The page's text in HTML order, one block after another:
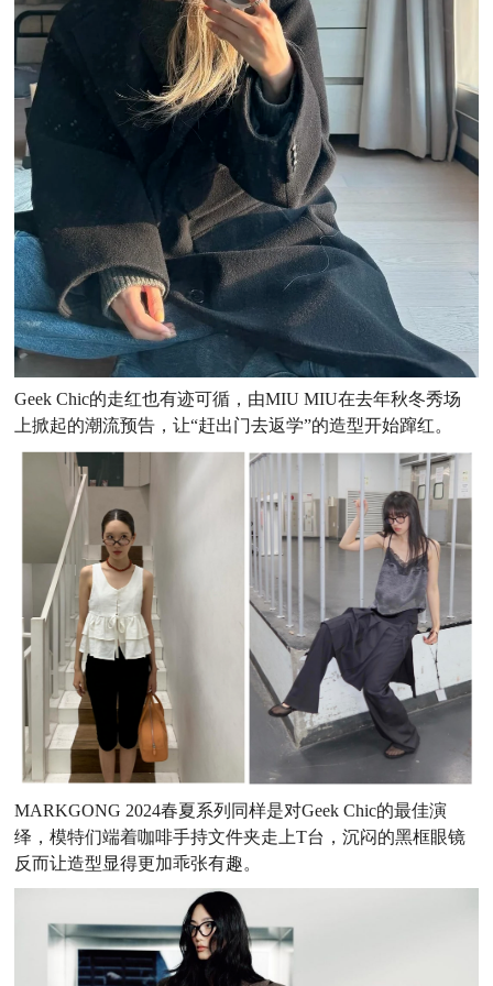
Geek Chic的走红也有迹可循，由MIU MIU在去年秋冬秀场
上掀起的潮流预告，让“赶出门去返学”的造型开始蹿红。
MARKGONG 2024春夏系列同样是对Geek Chic的最佳演
绎，模特们端着咖啡手持文件夹走上T台，沉闷的黑框眼镜
反而让造型显得更加乖张有趣。